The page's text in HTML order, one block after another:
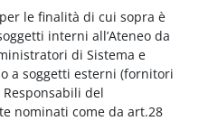
le finalità di cui sopra è
interni all’Ateneo da
di Sistema e
a soggetti esterni (fornitori
del
nominati come da art.28